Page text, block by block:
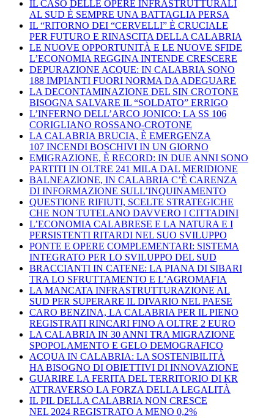
IL CASO DELLE OPERE INFRASTRUTTURALI
AL SUD È SEMPRE UNA BATTAGLIA PERSA
IL “RITORNO DEI “CERVELLI” È CRUCIALE
PER FUTURO E RINASCITA DELLA CALABRIA
LE NUOVE OPPORTUNITÀ E LE NUOVE SFIDE
L’ECONOMIA REGGINA INTENDE CRESCERE
DEPURAZIONE ACQUE: IN CALABRIA SONO
188 IMPIANTI FUORI NORMA DA ADEGUARE
LA DECONTAMINAZIONE DEL SIN CROTONE
BISOGNA SALVARE IL “SOLDATO” ERRIGO
L’INFERNO DELL’ARCO JONICO: LA SS 106
CORIGLIANO ROSSANO-CROTONE
LA CALABRIA BRUCIA, È EMERGENZA
107 INCENDI BOSCHIVI IN UN GIORNO
EMIGRAZIONE, È RECORD: IN DUE ANNI SONO
PARTITI IN OLTRE 241 MILA DAL MERIDIONE
BALNEAZIONE, IN CALABRIA C’È CARENZA
DI INFORMAZIONE SULL’INQUINAMENTO
QUESTIONE RIFIUTI, SCELTE STRATEGICHE
CHE NON TUTELANO DAVVERO I CITTADINI
L’ECONOMIA CALABRESE E LA NATURA E I
PERSISTENTI RITARDI NEL SUO SVILUPPO
PONTE E OPERE COMPLEMENTARI: SISTEMA
INTEGRATO PER LO SVILUPPO DEL SUD
BRACCIANTI IN CATENE: LA PIANA DI SIBARI
TRA LO SFRUTTAMENTO E L’AGROMAFIA
LA MANCATA INFRASTRUTTURAZIONE AL
SUD PER SUPERARE IL DIVARIO NEL PAESE
CARO BENZINA, LA CALABRIA PER IL PIENO
REGISTRATI RINCARI FINO A OLTRE 2 EURO
LA CALABRIA IN 30 ANNI TRA MIGRAZIONE
SPOPOLAMENTO E GELO DEMOGRAFICO
ACQUA IN CALABRIA: LA SOSTENIBILITÀ
HA BISOGNO DI OBIETTIVI DI INNOVAZIONE
GUARIRE LA FERITA DEL TERRITORIO DI KR
ATTRAVERSO LA FORZA DELLA LEGALITÀ
IL PIL DELLA CALABRIA NON CRESCE
NEL 2024 REGISTRATO A MENO 0,2%